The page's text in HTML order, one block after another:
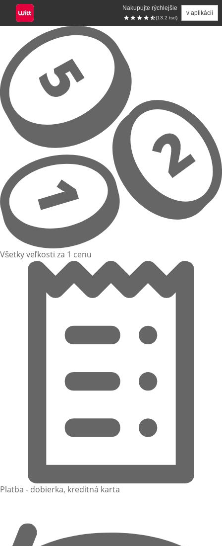
Nakupujte rýchlejšie
(13.2 tsd)
v aplikácii
Prejsť na hlavný obsah
Všetky veľkosti za 1 cenu
Platba - dobierka, kreditná karta